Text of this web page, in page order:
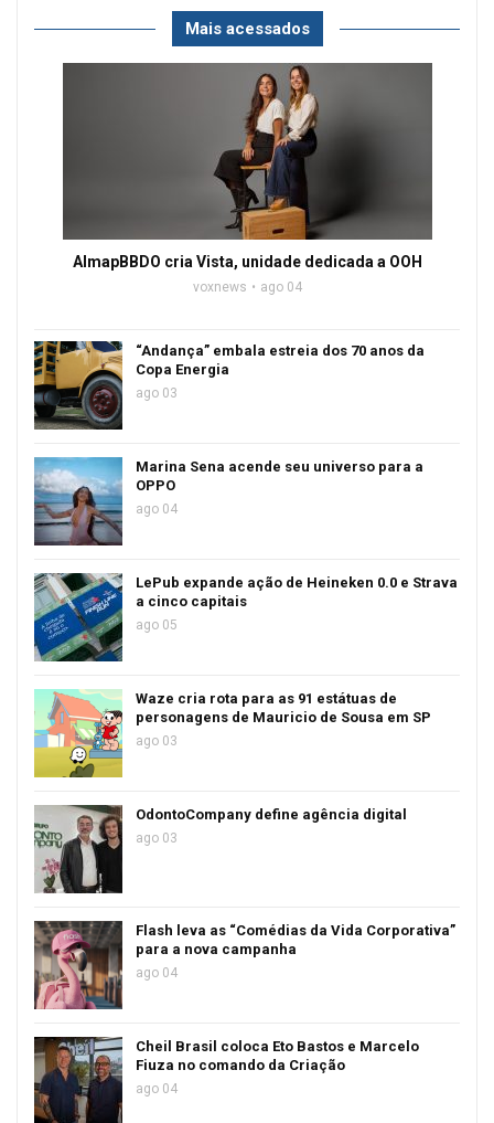
Mais acessados
AlmapBBDO cria Vista, unidade dedicada a OOH
voxnews ago 04
“Andança” embala estreia dos 70 anos da
Copa Energia
ago 03
Marina Sena acende seu universo para a
OPPO
ago 04
LePub expande ação de Heineken 0.0 e Strava
a cinco capitais
ago 05
Waze cria rota para as 91 estátuas de
personagens de Mauricio de Sousa em SP
ago 03
OdontoCompany define agência digital
ago 03
Flash leva as “Comédias da Vida Corporativa”
para a nova campanha
ago 04
Cheil Brasil coloca Eto Bastos e Marcelo
Fiuza no comando da Criação
ago 04